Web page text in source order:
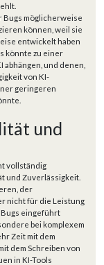
Bugs möglicherweise
können, weil sie
entwickelt haben
könnte zu einer
und denen,
von KI-
geringeren
und
vollständig
und Zuverlässigkeit.
der
nicht für die Leistung
Bugs eingeführt
bei komplexem
Zeit mit dem
dem Schreiben von
in KI-Tools